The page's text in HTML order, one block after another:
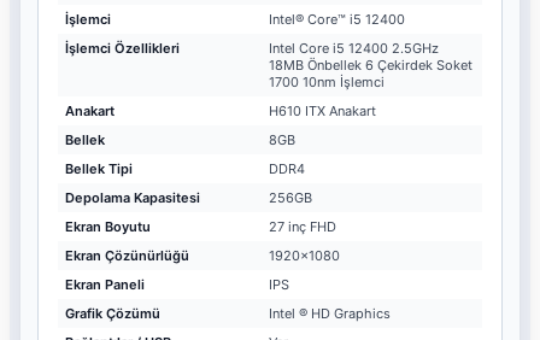
İşlemci
Intel® Core™ i5 12400
İşlemci Özellikleri
Intel Core i5 12400 2.5GHz
18MB Önbellek 6 Çekirdek Soket
1700 10nm İşlemci
Anakart
H610 ITX Anakart
Bellek
8GB
Bellek Tipi
DDR4
Depolama Kapasitesi
256GB
Ekran Boyutu
27 inç FHD
Ekran Çözünürlüğü
1920x1080
Ekran Paneli
IPS
Grafik Çözümü
Intel ® HD Graphics